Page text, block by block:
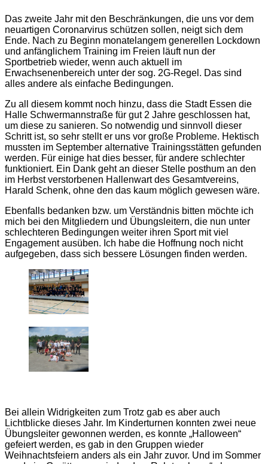
Das zweite Jahr mit den Beschränkungen, die uns vor dem
neuartigen Coronarvirus schützen sollen, neigt sich dem
Ende. Nach zu Beginn monatelangem generellen Lockdown
und anfänglichem Training im Freien läuft nun der
Sportbetrieb wieder, wenn auch aktuell im
Erwachsenenbereich unter der sog. 2G-Regel. Das sind
alles andere als einfache Bedingungen.
Zu all diesem kommt noch hinzu, dass die Stadt Essen die
Halle Schwermannstraße für gut 2 Jahre geschlossen hat,
um diese zu sanieren. So notwendig und sinnvoll dieser
Schritt ist, so sehr stellt er uns vor große Probleme. Hektisch
mussten im September alternative Trainingsstätten gefunden
werden. Für einige hat dies besser, für andere schlechter
funktioniert. Ein Dank geht an dieser Stelle posthum an den
im Herbst verstorbenen Hallenwart des Gesamtvereins,
Harald Schenk, ohne den das kaum möglich gewesen wäre.
Ebenfalls bedanken bzw. um Verständnis bitten möchte ich
mich bei den Mitgliedern und Übungsleitern, die nun unter
schlechteren Bedingungen weiter ihren Sport mit viel
Engagement ausüben. Ich habe die Hoffnung noch nicht
aufgegeben, dass sich bessere Lösungen finden werden.
Bei allein Widrigkeiten zum Trotz gab es aber auch
Lichtblicke dieses Jahr. Im Kinderturnen konnten zwei neue
Übungsleiter gewonnen werden, es konnte „Halloween“
gefeiert werden, es gab in den Gruppen wieder
Weihnachtsfeiern anders als ein Jahr zuvor. Und im Sommer